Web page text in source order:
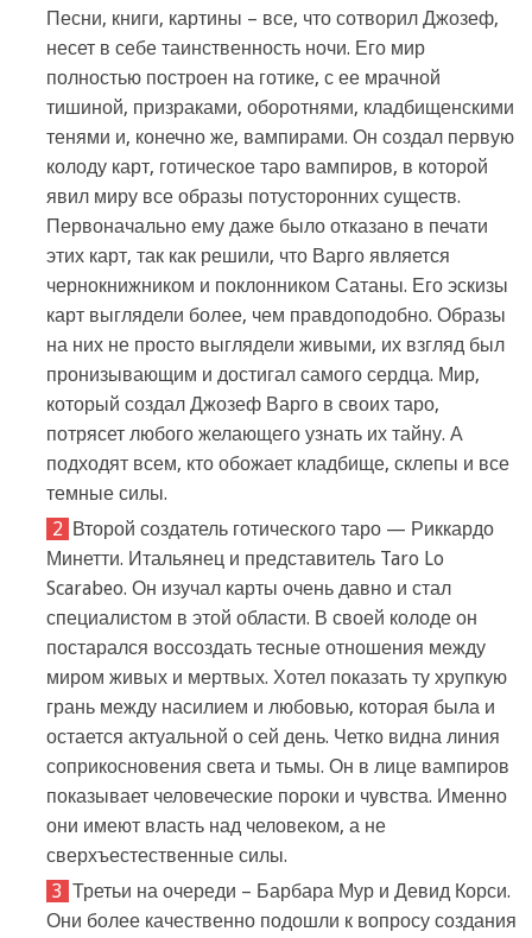
Песни, книги, картины – все, что сотворил Джозеф,
несет в себе таинственность ночи. Его мир
полностью построен на готике, с ее мрачной
тишиной, призраками, оборотнями, кладбищенскими
тенями и, конечно же, вампирами. Он создал первую
колоду карт, готическое таро вампиров, в которой
явил миру все образы потусторонних существ.
Первоначально ему даже было отказано в печати
этих карт, так как решили, что Варго является
чернокнижником и поклонником Сатаны. Его эскизы
карт выглядели более, чем правдоподобно. Образы
на них не просто выглядели живыми, их взгляд был
пронизывающим и достигал самого сердца. Мир,
который создал Джозеф Варго в своих таро,
потрясет любого желающего узнать их тайну. А
подходят всем, кто обожает кладбище, склепы и все
темные силы.
Второй создатель готического таро — Риккардо
Минетти. Итальянец и представитель Taro Lo
Scarabeo. Он изучал карты очень давно и стал
специалистом в этой области. В своей колоде он
постарался воссоздать тесные отношения между
миром живых и мертвых. Хотел показать ту хрупкую
грань между насилием и любовью, которая была и
остается актуальной о сей день. Четко видна линия
соприкосновения света и тьмы. Он в лице вампиров
показывает человеческие пороки и чувства. Именно
они имеют власть над человеком, а не
сверхъестественные силы.
Третьи на очереди – Барбара Мур и Девид Корси.
Они более качественно подошли к вопросу создания